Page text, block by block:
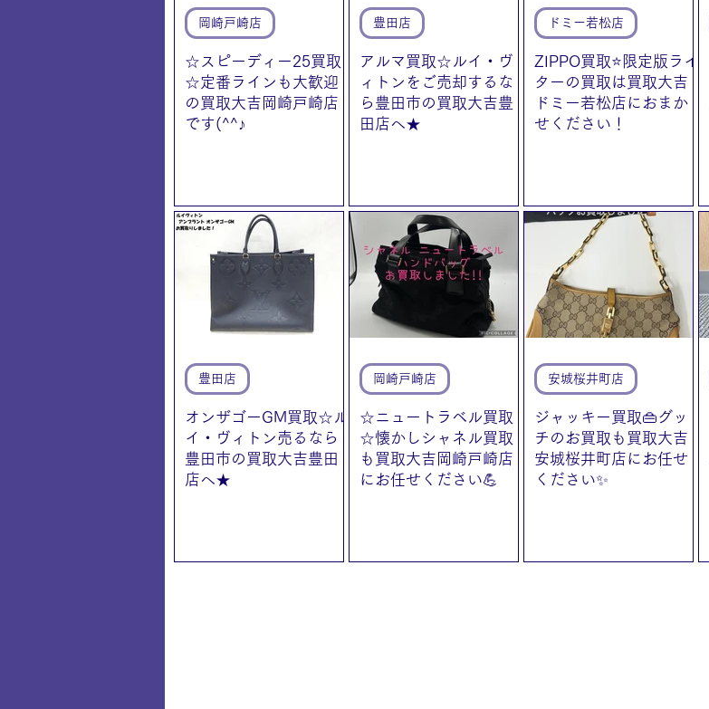
☆スピーディー25買取
☆定番ラインも大歓迎
の買取大吉岡崎戸崎店
です(^^♪
岡崎戸崎店
アルマ買取☆ルイ・ヴ
ィトンをご売却するな
ら豊田市の買取大吉豊
田店へ★
豊田店
ZIPPO買取⭐️限定版ライ
ターの買取は買取大吉
ドミー若松店におまか
せください！
ドミー若松店
オンザゴーGM買取☆ル
イ・ヴィトン売るなら
豊田市の買取大吉豊田
店へ★
豊田店
☆ニュートラベル買取
☆懐かしシャネル買取
も買取大吉岡崎戸崎店
にお任せください💪
岡崎戸崎店
ジャッキー買取👜グッ
チのお買取も買取大吉
安城桜井町店にお任せ
ください✨
安城桜井町店